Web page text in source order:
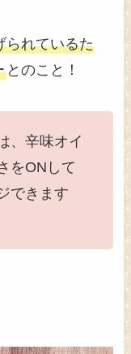
られているた
とのこと！
、辛味オイ
をONして
できます